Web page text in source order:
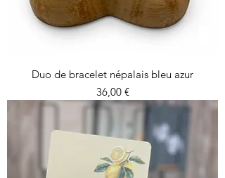
Duo de bracelet népalais bleu azur
Prix
36,00 €